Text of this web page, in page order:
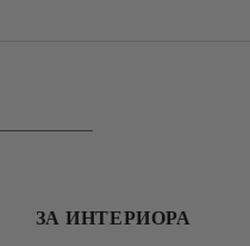
ЗА ИНТЕРИОРА